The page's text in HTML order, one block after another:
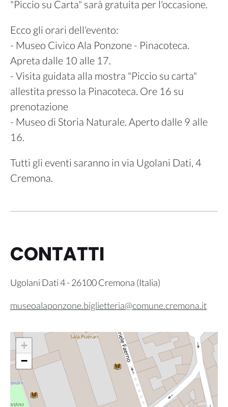
"Piccio su Carta" sarà gratuita per l'occasione.
Ecco gli orari dell'evento:
- Museo Civico Ala Ponzone - Pinacoteca.
Apreta dalle 10 alle 17.
- Visita guidata alla mostra "Piccio su carta"
allestita presso la Pinacoteca. Ore 16 su
prenotazione
- Museo di Storia Naturale. Aperto dalle 9 alle
16.
Tutti gli eventi saranno in via Ugolani Dati, 4
Cremona.
CONTATTI
Ugolani Dati 4- 26100Cremona (Italia)
museoalaponzone.biglietteria@comune.cremona.it
+
−